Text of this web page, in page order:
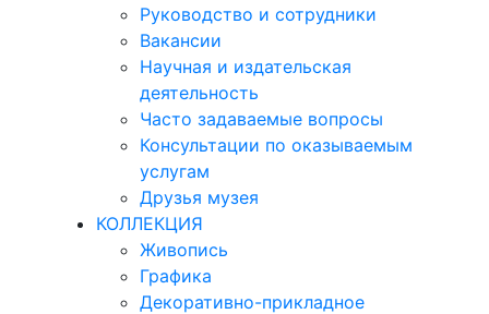
Руководство и сотрудники
Вакансии
Научная и издательская
деятельность
Часто задаваемые вопросы
Консультации по оказываемым
услугам
Друзья музея
КОЛЛЕКЦИЯ
Живопись
Графика
Декоративно-прикладное